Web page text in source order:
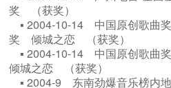
奖 （获奖）
▪ 2004-10-14 中国原创歌曲
奖 倾城之恋 （获奖）
▪ 2004-10-14 中国原创歌曲
倾城之恋 （获奖）
▪ 2004-9 东南劲爆音乐榜内